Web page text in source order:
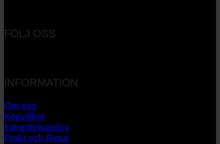
FÖLJ OSS
INFORMATION
Om oss
Köpvillkor
Integritetspolicy
Frakt och Retur